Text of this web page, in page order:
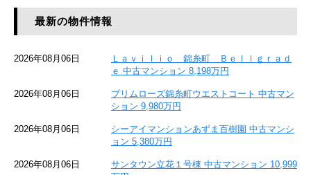
最新の物件情報
2026年08月06日
Ｌａｖｉｌｉｏ 錦糸町 Ｂｅｌｌｇｒａｄ
ｅ 中古マンション 8,198万円
2026年08月06日
プリムローズ錦糸町ウエストコート 中古マン
ション 9,980万円
2026年08月06日
シーアイマンションあずま百樹園 中古マンシ
ョン 5,380万円
2026年08月06日
サンタウン立花１号棟 中古マンション 10,999